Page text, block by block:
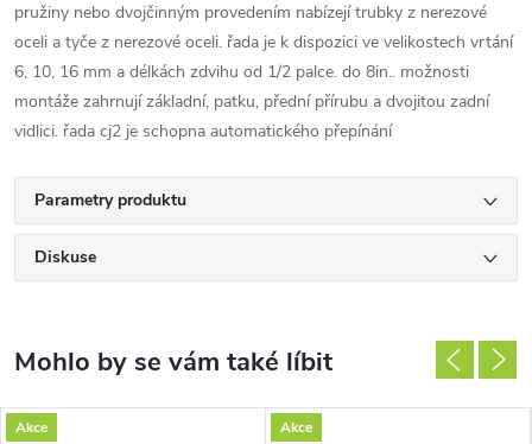
pružiny nebo dvojčinným provedením nabízejí trubky z nerezové
oceli a tyče z nerezové oceli. řada je k dispozici ve velikostech vrtání
6, 10, 16 mm a délkách zdvihu od 1/2 palce. do 8in.. možnosti
montáže zahrnují základní, patku, přední přírubu a dvojitou zadní
vidlici. řada cj2 je schopna automatického přepínání
Parametry produktu
Diskuse
Akce
Akce